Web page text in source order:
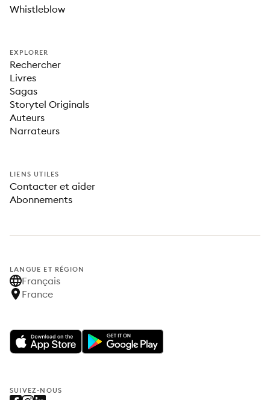
Whistleblow
EXPLORER
Rechercher
Livres
Sagas
Storytel Originals
Auteurs
Narrateurs
LIENS UTILES
Contacter et aider
Abonnements
LANGUE ET RÉGION
Français
France
SUIVEZ-NOUS